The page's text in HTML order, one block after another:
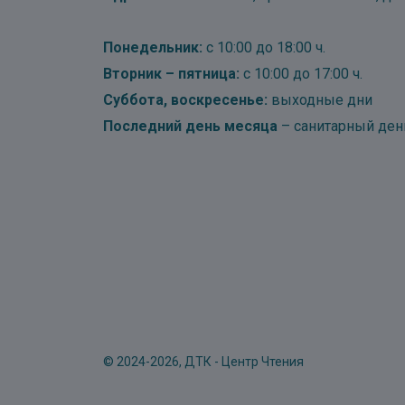
Понедельник: с 10:00 до 18:00 ч.
Вторник – пятница: с 10:00 до 17:00 ч.
Суббота, воскресенье: выходные дни
Последний день месяца – санитарный
© 2024-2026, ДТК - Центр Чтения